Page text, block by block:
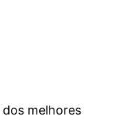
melhores